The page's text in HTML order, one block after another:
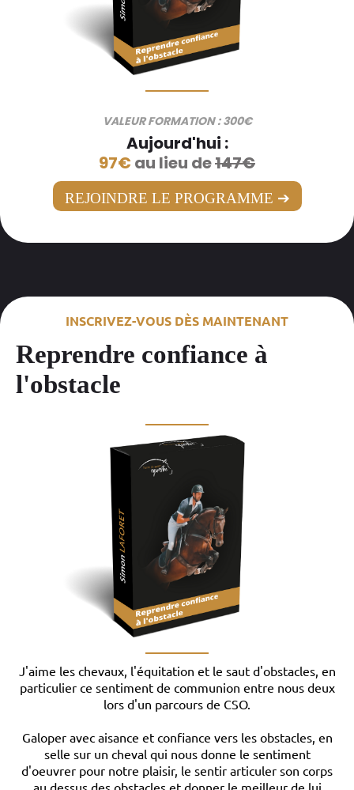
VALEUR FORMATION : 300€
Aujourd'hui :
97€ au lieu de147€
REJOINDRE LE PROGRAMME ➔
INSCRIVEZ-VOUS DÈS MAINTENANT
Reprendre confiance à
l'obstacle
J'aime les chevaux, l'équitation et le saut d'obstacles, en
particulier ce sentiment de communion entre nous deux
lors d'un parcours de CSO.
Galoper avec aisance et confiance vers les obstacles, en
selle sur un cheval qui nous donne le sentiment
d'oeuvrer pour notre plaisir, le sentir articuler son corps
au dessus des obstacles et donner le meilleur de lui